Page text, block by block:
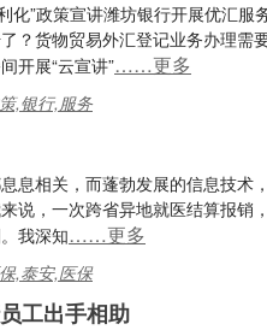
化”政策宣讲潍坊银行开展优汇服
？货物贸易外汇登记业务办理
开展“云宣讲”……更多
,银行,服务
息相关，而蓬勃发展的信息技术
说，一次跨省异地就医结算报销
我深知……更多
,泰安,医保
工出手相助